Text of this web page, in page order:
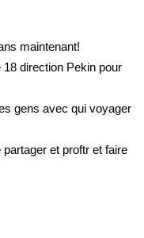
maintenant!
direction Pekin pour
gens avec qui voyager
et proftr et faire